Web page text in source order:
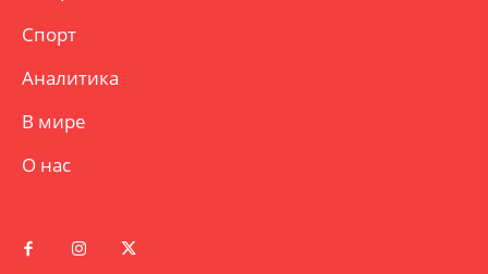
Спорт
Аналитика
В мире
О нас